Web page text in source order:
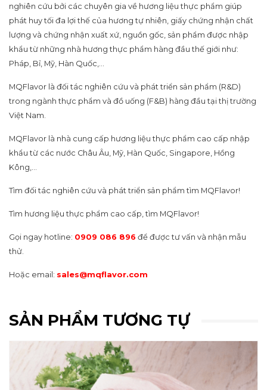
nghiên cứu bởi các chuyên gia về hương liệu thực phẩm giúp
phát huy tối đa lợi thế của hương tự nhiên, giấy chứng nhận chất
lượng và chứng nhận xuất xứ, nguồn gốc, sản phẩm được nhập
khẩu từ những nhà hương thực phẩm hàng đầu thế giới như:
Pháp, Bỉ, Mỹ, Hàn Quốc,…
MQFlavor là đối tác nghiên cứu và phát triển sản phẩm (R&D)
trong ngành thực phẩm và đồ uống (F&B) hàng đầu tại thị trường
Việt Nam.
MQFlavor là nhà cung cấp hương liệu thực phẩm cao cấp nhập
khẩu từ các nước Châu Âu, Mỹ, Hàn Quốc, Singapore, Hồng
Kông,…
Tìm đối tác nghiên cứu và phát triển sản phẩm tìm MQFlavor!
Tìm hương liệu thực phẩm cao cấp, tìm MQFlavor!
Gọi ngay hotline: 0909 086 896 để được tư vấn và nhận mẫu
thử.
Hoặc email: sales@mqflavor.com
SẢN PHẨM TƯƠNG TỰ